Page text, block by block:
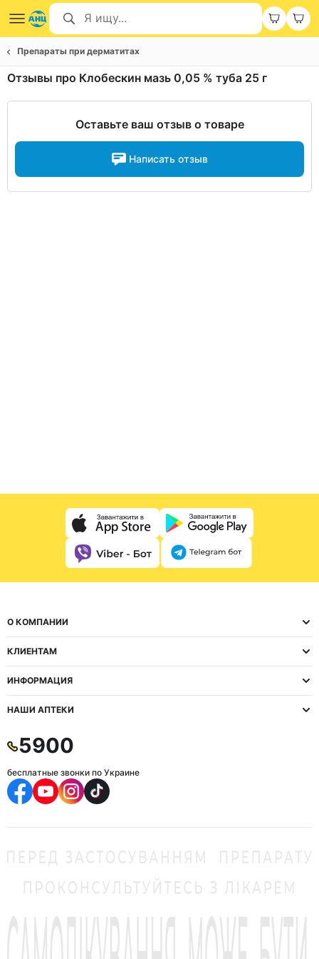
Препараты при дерматитах
Отзывы про Клобескин мазь 0,05 % туба 25 г
Оставьте ваш отзыв о товаре
Написать отзыв
О КОМПАНИИ
КЛИЕНТАМ
ИНФОРМАЦИЯ
НАШИ АПТЕКИ
5900
бесплатные звонки по Украине